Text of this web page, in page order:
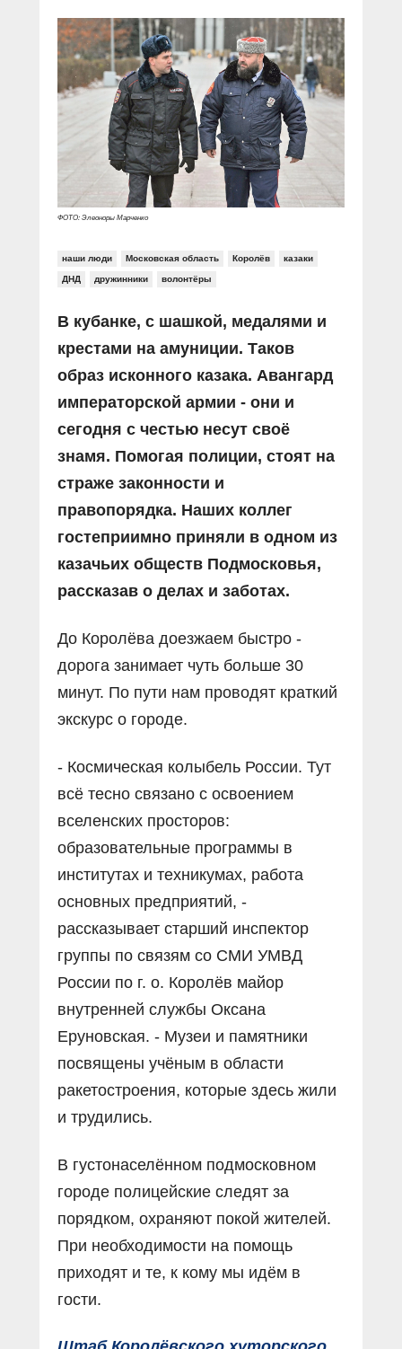
ФОТО: Элеоноры Марченко
наши люди Московская область Королёв казаки
ДНД дружинники волонтёры
В кубанке, с шашкой, медалями и
крестами на амуниции. Таков
образ исконного казака. Авангард
императорской армии - они и
сегодня с честью несут своё
знамя. Помогая полиции, стоят на
страже законности и
правопорядка. Наших коллег
гостеприимно приняли в одном из
казачьих обществ Подмосковья,
рассказав о делах и заботах.
До Королёва доезжаем быстро -
дорога занимает чуть больше 30
минут. По пути нам проводят краткий
экскурс о городе.
- Космическая колыбель России. Тут
всё тесно связано с освоением
вселенских просторов:
образовательные программы в
институтах и техникумах, работа
основных предприятий, -
рассказывает старший инспектор
группы по связям со СМИ УМВД
России по г. о. Королёв майор
внутренней службы Оксана
Еруновская. - Музеи и памятники
посвящены учёным в области
ракетостроения, которые здесь жили
и трудились.
В густонаселённом подмосковном
городе полицейские следят за
порядком, охраняют покой жителей.
При необходимости на помощь
приходят и те, к кому мы идём в
гости.